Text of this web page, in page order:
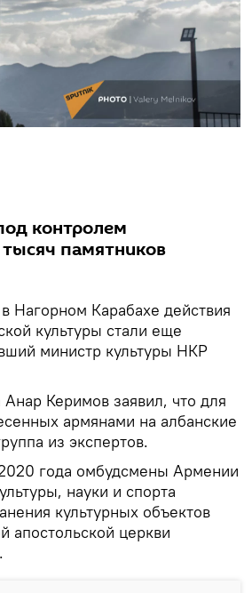
контролем
памятников
Нагорном Карабахе действия
культуры стали еще
министр культуры НКР
Керимов заявил, что для
армянами на албанские
из экспертов.
года омбудсмены Армении
науки и спорта
культурных объектов
апостольской церкви